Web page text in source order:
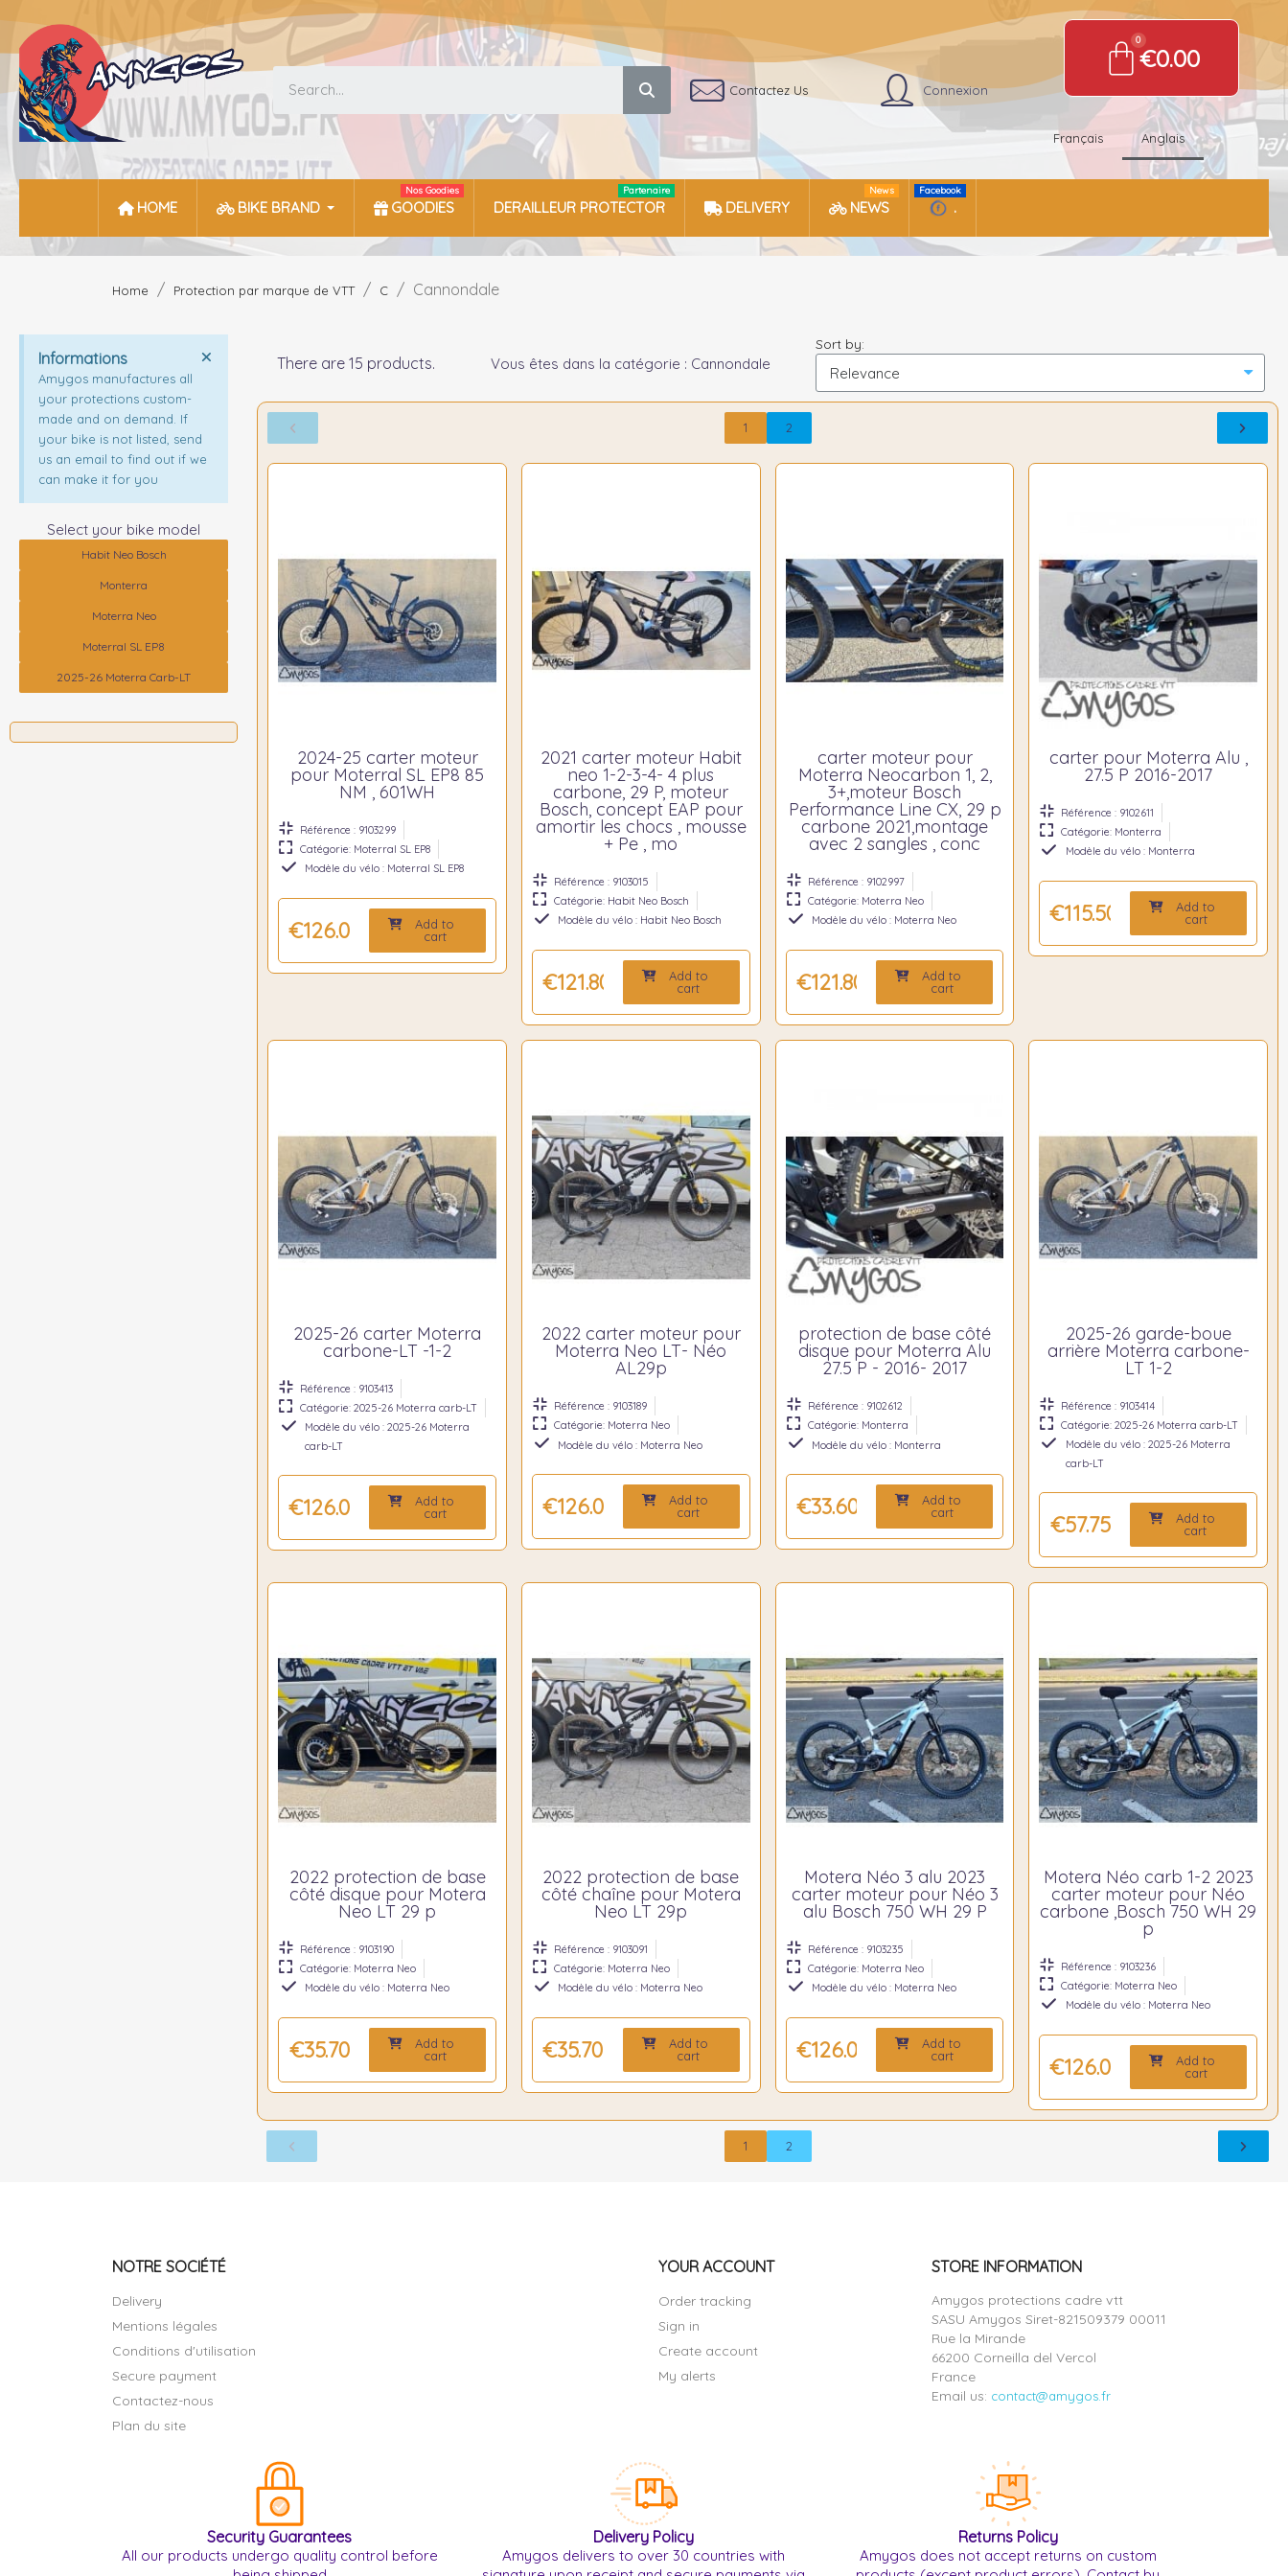
Contactez Us Connexion
€0.00
Français Anglais
HOME BIKE BRAND GOODIES
Nos Goodies
DERAILLEUR PROTECTOR
Partenaire
DELIVERY NEWS
News
.
Facebook
Home Protection par marque de VTT C Cannondale
Informations
Amygos manufactures all
your protections custom-
made and on demand. If
your bike is not listed, send
us an email to find out if we
can make it for you
Select your bike model
Habit Neo Bosch
Monterra
Moterra Neo
Moterral SL EP8
2025-26 Moterra Carb-LT
There are 15 products. Vous êtes dans la catégorie : Cannondale
Sort by:
1 2
2024-25 carter moteur
pour Moterral SL EP8 85
NM , 601WH
Référence : 9103299
Catégorie: Moterral SL EP8
Modèle du vélo : Moterral SL EP8
€126.00
Add to
cart
2021 carter moteur Habit
neo 1-2-3-4- 4 plus
carbone, 29 P, moteur
Bosch, concept EAP pour
amortir les chocs , mousse
+ Pe , mo
Référence : 9103015
Catégorie: Habit Neo Bosch
Modèle du vélo : Habit Neo Bosch
€121.80
Add to
cart
carter moteur pour
Moterra Neocarbon 1, 2,
3+,moteur Bosch
Performance Line CX, 29 p
carbone 2021,montage
avec 2 sangles , conc
Référence : 9102997
Catégorie: Moterra Neo
Modèle du vélo : Moterra Neo
€121.80
Add to
cart
carter pour Moterra Alu ,
27.5 P 2016-2017
Référence : 9102611
Catégorie: Monterra
Modèle du vélo : Monterra
€115.50
Add to
cart
2025-26 carter Moterra
carbone-LT -1-2
Référence : 9103413
Catégorie: 2025-26 Moterra carb-LT
Modèle du vélo : 2025-26 Moterra
carb-LT
€126.00
Add to
cart
2022 carter moteur pour
Moterra Neo LT- Néo
AL29p
Référence : 9103189
Catégorie: Moterra Neo
Modèle du vélo : Moterra Neo
€126.00
Add to
cart
protection de base côté
disque pour Moterra Alu
27.5 P - 2016- 2017
Référence : 9102612
Catégorie: Monterra
Modèle du vélo : Monterra
€33.60
Add to
cart
2025-26 garde-boue
arrière Moterra carbone-
LT 1-2
Référence : 9103414
Catégorie: 2025-26 Moterra carb-LT
Modèle du vélo : 2025-26 Moterra
carb-LT
€57.75
Add to
cart
2022 protection de base
côté disque pour Motera
Neo LT 29 p
Référence : 9103190
Catégorie: Moterra Neo
Modèle du vélo : Moterra Neo
€35.70
Add to
cart
2022 protection de base
côté chaîne pour Motera
Neo LT 29p
Référence : 9103091
Catégorie: Moterra Neo
Modèle du vélo : Moterra Neo
€35.70
Add to
cart
Motera Néo 3 alu 2023
carter moteur pour Néo 3
alu Bosch 750 WH 29 P
Référence : 9103235
Catégorie: Moterra Neo
Modèle du vélo : Moterra Neo
€126.00
Add to
cart
Motera Néo carb 1-2 2023
carter moteur pour Néo
carbone ,Bosch 750 WH 29
p
Référence : 9103236
Catégorie: Moterra Neo
Modèle du vélo : Moterra Neo
€126.00
Add to
cart
1 2
NOTRE SOCIÉTÉ
Delivery
Mentions légales
Conditions d'utilisation
Secure payment
Contactez-nous
Plan du site
YOUR ACCOUNT
Order tracking
Sign in
Create account
My alerts
STORE INFORMATION
Amygos protections cadre vtt
SASU Amygos Siret-821509379 00011
Rue la Mirande
66200 Corneilla del Vercol
France
Email us: contact@amygos.fr
Security Guarantees
All our products undergo quality control before
Delivery Policy
Amygos delivers to over 30 countries with
Returns Policy
Amygos does not accept returns on custom